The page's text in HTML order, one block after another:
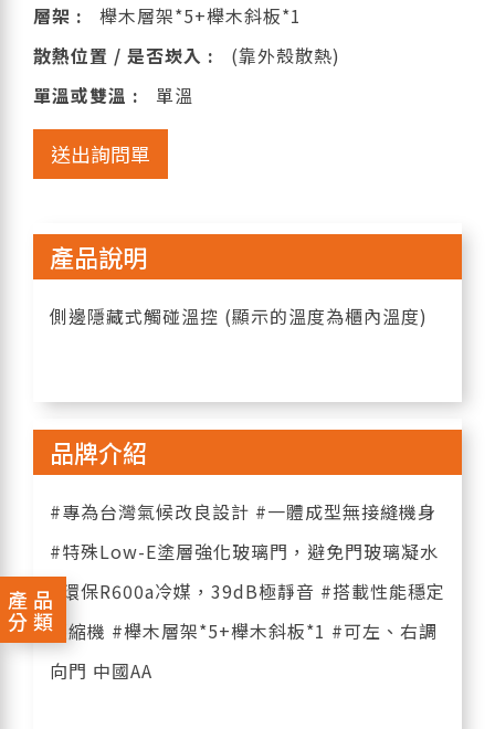
產品
分類
層架 :
櫸木層架*5+櫸木斜板*1
散熱位置 / 是否崁入 :
(靠外殼散熱)
單溫或雙溫 :
單溫
送出詢問單
產品說明
側邊隱藏式觸碰溫控 (顯示的溫度為櫃內溫度)
品牌介紹
#專為台灣氣候改良設計 #一體成型無接縫機身
#特殊Low-E塗層強化玻璃門，避免門玻璃凝水
#環保R600a冷媒，39dB極靜音 #搭載性能穩定
壓縮機 #櫸木層架*5+櫸木斜板*1 #可左、右調
向門 中國AA